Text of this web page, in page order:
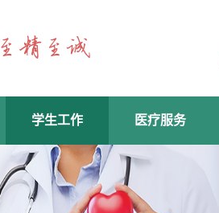
学生工作 医疗服务